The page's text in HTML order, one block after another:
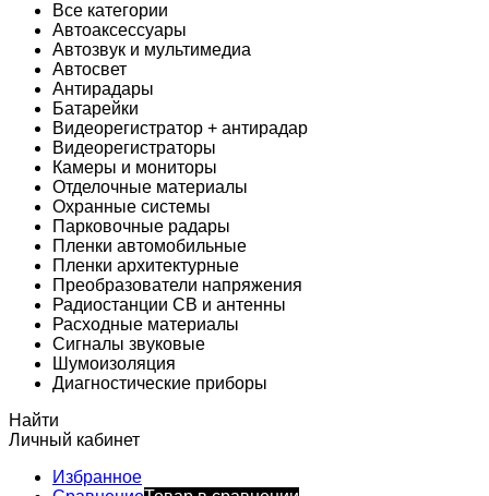
Все категории
Автоаксессуары
Автозвук и мультимедиа
Автосвет
Антирадары
Батарейки
Видеорегистратор + антирадар
Видеорегистраторы
Камеры и мониторы
Отделочные материалы
Охранные системы
Парковочные радары
Пленки автомобильные
Пленки архитектурные
Преобразователи напряжения
Радиостанции CB и антенны
Расходные материалы
Сигналы звуковые
Шумоизоляция
Диагностические приборы
Найти
Личный кабинет
Избранное